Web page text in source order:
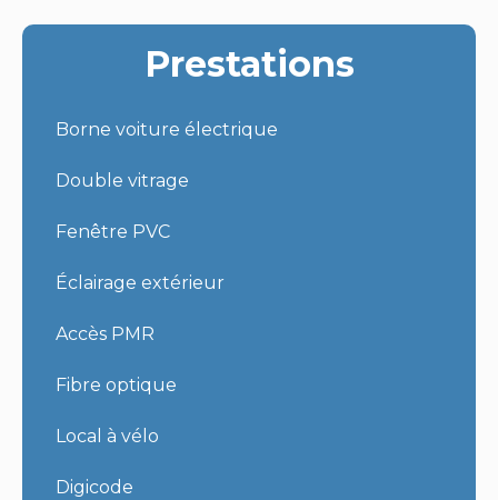
Prestations
Borne voiture électrique
Double vitrage
Fenêtre PVC
Éclairage extérieur
Accès PMR
Fibre optique
Local à vélo
Digicode